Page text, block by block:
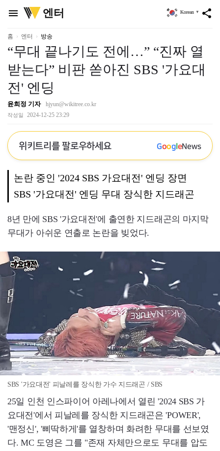
menu
위
키
리
엔터 share
Korean ▼
홈 엔터 방송
“무대 끝나기도 전에…” “진짜 열
받는다” 비판 쏟아진 SBS '가요대
전' 엔딩
윤희정 기자 hjyun@wikitree.co.kr
작성일 2024-12-25 23:29
위키트리를 팔로우하세요 GoogleNews
논란 중인 '2024 SBS 가요대전' 엔딩 장면
SBS '가요대전' 엔딩 무대 장식한 지드래곤
8년 만에 SBS '가요대전'에 출연한 지드래곤의 마지막
무대가 아쉬운 연출로 논란을 빚었다.
SBS '가요대전' 피날레를 장식한 가수 지드래곤 / SBS
25일 인천 인스파이어 아레나에서 열린 '2024 SBS 가
요대전'에서 피날레를 장식한 지드래곤은 'POWER',
'맨정신', '삐딱하게'를 열창하며 화려한 무대를 선보였
다. MC 도영은 그를 "존재 자체만으로도 무대를 압도